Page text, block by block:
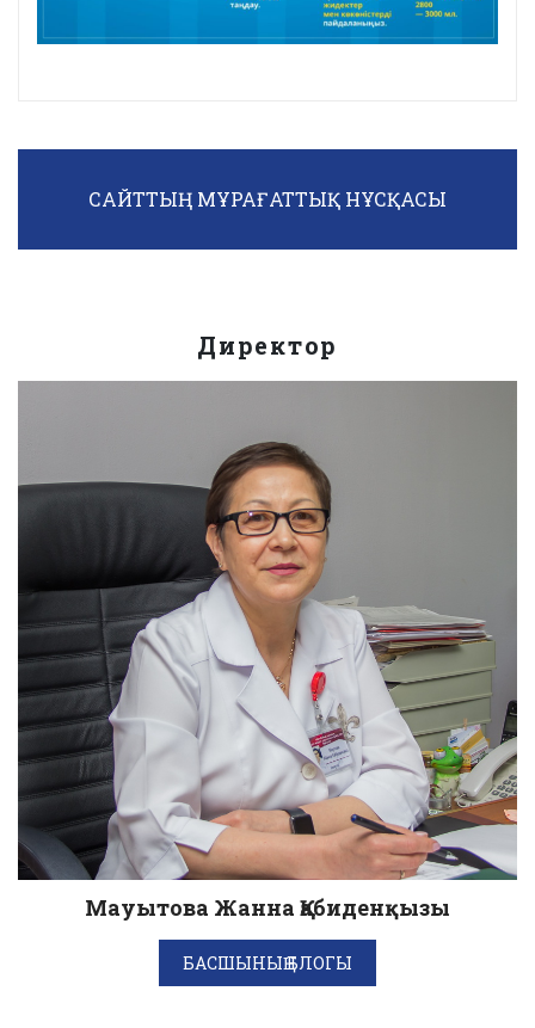
САЙТТЫҢ МҰРАҒАТТЫҚ НҰСҚАСЫ
Директор
Мауытова Жанна Қабиденқызы
БАСШЫНЫҢ БЛОГЫ